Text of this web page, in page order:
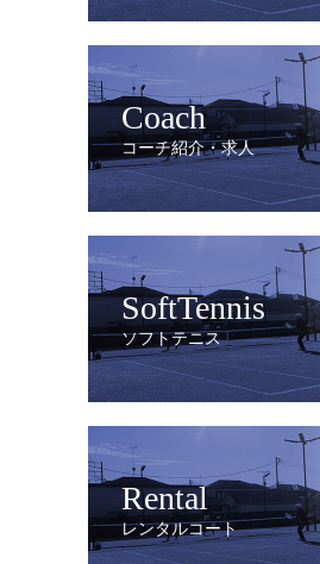
Coach
コーチ紹介・求人
SoftTennis
ソフトテニス
Rental
レンタルコート